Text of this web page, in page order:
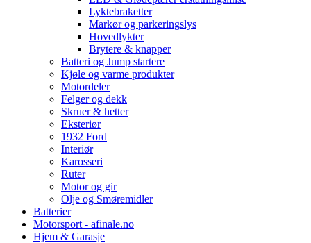
Lyktebraketter
Markør og parkeringslys
Hovedlykter
Brytere & knapper
Batteri og Jump startere
Kjøle og varme produkter
Motordeler
Felger og dekk
Skruer & hetter
Eksteriør
1932 Ford
Interiør
Karosseri
Ruter
Motor og gir
Olje og Smøremidler
Batterier
Motorsport - afinale.no
Hjem & Garasje